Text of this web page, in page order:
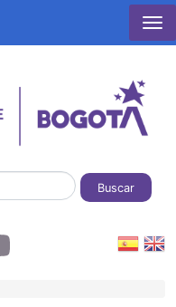
Buscar
de ayuda a la